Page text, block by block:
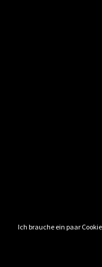
Ich brauche ein paar